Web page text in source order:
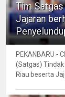
Tim
Jajaran
PEKANBARU -
(Satgas)
Riau beserta